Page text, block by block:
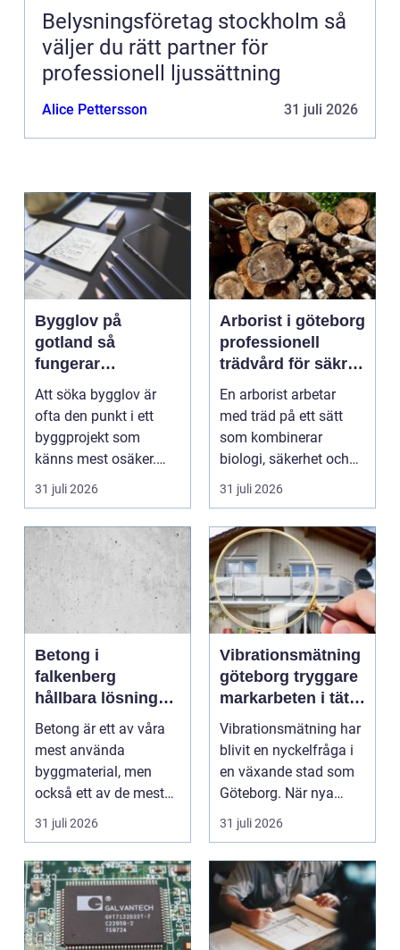
Belysningsföretag stockholm så
väljer du rätt partner för
professionell ljussättning
Alice Pettersson 31 juli 2026
Bygglov på
gotland så
fungerar
processen från idé
till godkänt beslut
Att söka bygglov är
ofta den punkt i ett
byggprojekt som
känns mest osäker.
Frågorna hopar sig:
vilk...
31 juli 2026
Arborist i göteborg
professionell
trädvård för säkra
och friska träd
En arborist arbetar
med träd på ett sätt
som kombinerar
biologi, säkerhet och
hantverk. I en stad so...
31 juli 2026
Betong i
falkenberg
hållbara lösningar
för grund, golv
och utemiljö
Betong är ett av våra
mest använda
byggmaterial, men
också ett av de mest
missförstådda. Många
tänke...
31 juli 2026
Vibrationsmätning
göteborg tryggare
markarbeten i tät
stadsmiljö
Vibrationsmätning har
blivit en nyckelfråga i
en växande stad som
Göteborg. När nya
bostäder, broar,...
31 juli 2026